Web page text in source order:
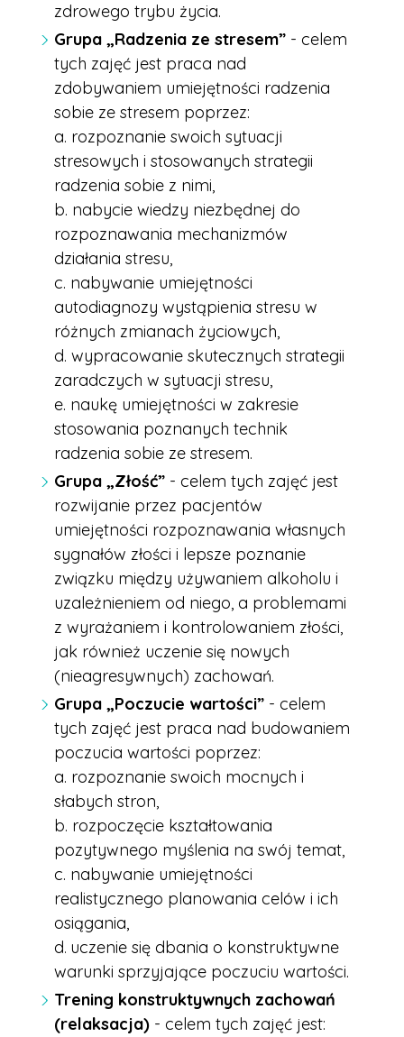
zdrowego trybu życia.
Grupa „Radzenia ze stresem” - celem
tych zajęć jest praca nad
zdobywaniem umiejętności radzenia
sobie ze stresem poprzez:
a. rozpoznanie swoich sytuacji
stresowych i stosowanych strategii
radzenia sobie z nimi,
b. nabycie wiedzy niezbędnej do
rozpoznawania mechanizmów
działania stresu,
c. nabywanie umiejętności
autodiagnozy wystąpienia stresu w
różnych zmianach życiowych,
d. wypracowanie skutecznych strategii
zaradczych w sytuacji stresu,
e. naukę umiejętności w zakresie
stosowania poznanych technik
radzenia sobie ze stresem.
Grupa „Złość” - celem tych zajęć jest
rozwijanie przez pacjentów
umiejętności rozpoznawania własnych
sygnałów złości i lepsze poznanie
związku między używaniem alkoholu i
uzależnieniem od niego, a problemami
z wyrażaniem i kontrolowaniem złości,
jak również uczenie się nowych
(nieagresywnych) zachowań.
Grupa „Poczucie wartości” - celem
tych zajęć jest praca nad budowaniem
poczucia wartości poprzez:
a. rozpoznanie swoich mocnych i
słabych stron,
b. rozpoczęcie kształtowania
pozytywnego myślenia na swój temat,
c. nabywanie umiejętności
realistycznego planowania celów i ich
osiągania,
d. uczenie się dbania o konstruktywne
warunki sprzyjające poczuciu wartości.
Trening konstruktywnych zachowań
(relaksacja) - celem tych zajęć jest: